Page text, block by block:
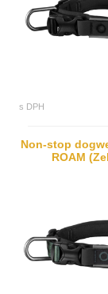
s DPH
Non-stop
ROAM